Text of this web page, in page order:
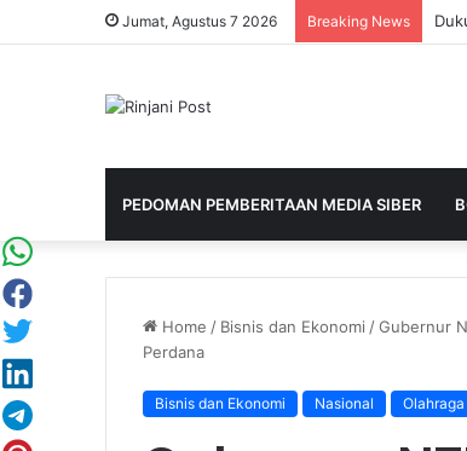
Jumat, Agustus 7 2026 Breaking News
PEDOMAN PEMBERITAAN MEDIA SIBER
Home / Bisnis dan Ekonomi /Gubernur
Perdana
Bisnis dan Ekonomi Nasional Olahraga